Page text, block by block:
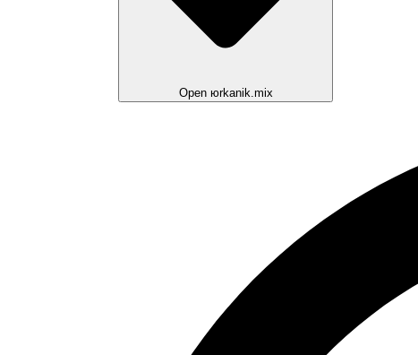
Open юrkanik.mix